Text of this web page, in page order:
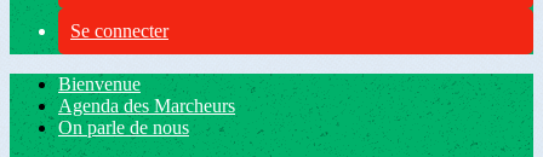
Se connecter
Bienvenue
Agenda des Marcheurs
On parle de nous